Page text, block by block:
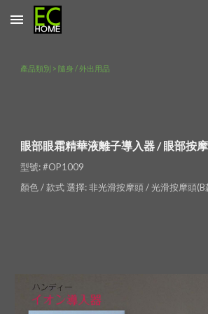
Skip to main content
產品類別 > 隨身 / 外出用品
眼部眼霜精華液離子導入器 / 眼部按
型號: #OP1009
顏色 / 款式 選擇: 非光滑按摩頭 / 光滑按摩頭(B